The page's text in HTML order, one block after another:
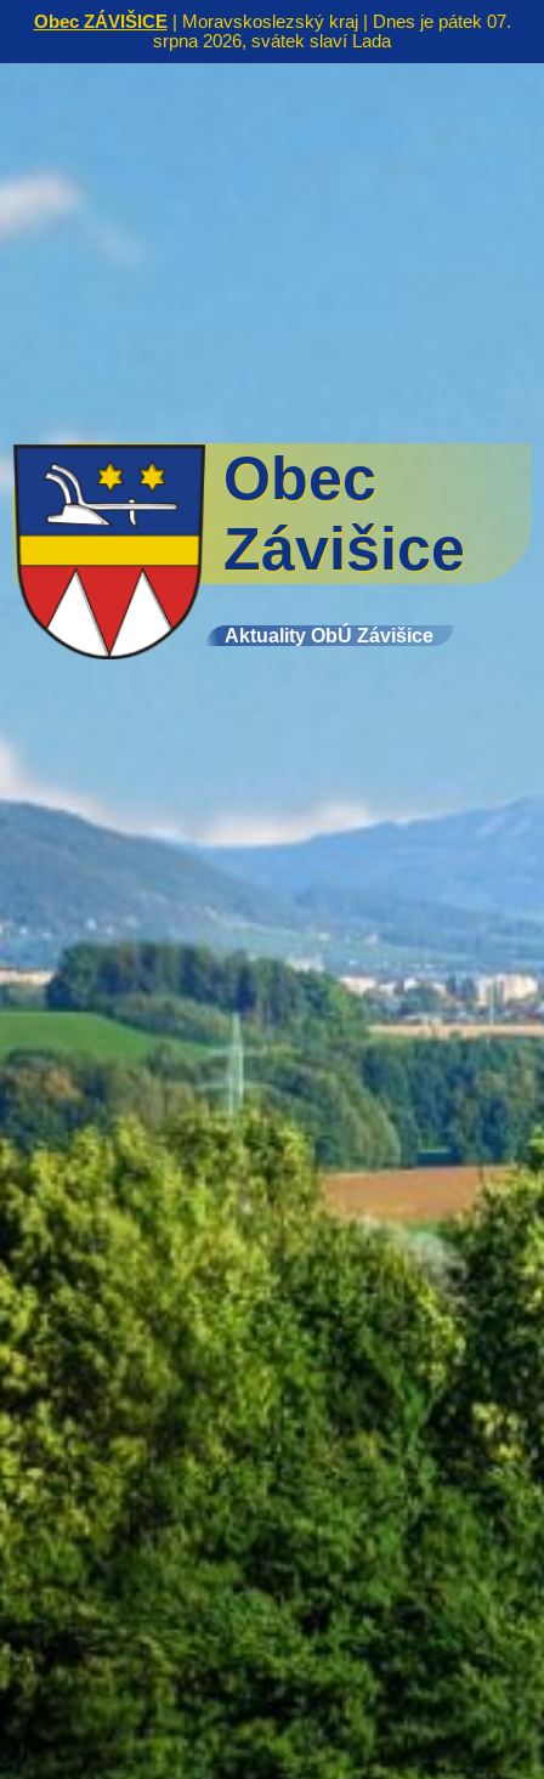
Obec ZÁVIŠICE| Moravskoslezský kraj | Dnes je pátek 07.
srpna 2026, svátek slaví Lada
Obec
Závišice
Aktuality ObÚ Závišice